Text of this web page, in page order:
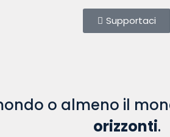
Supportaci
o almeno il
orizzonti.